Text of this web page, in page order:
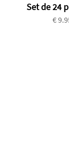
Set de 24
€